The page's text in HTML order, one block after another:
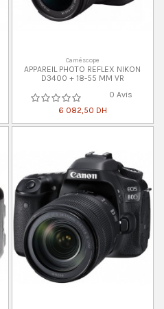
Caméscope
APPAREIL PHOTO REFLEX NIKON
D3400 + 18-55 MM VR
0 Avis
6 082,50 DH